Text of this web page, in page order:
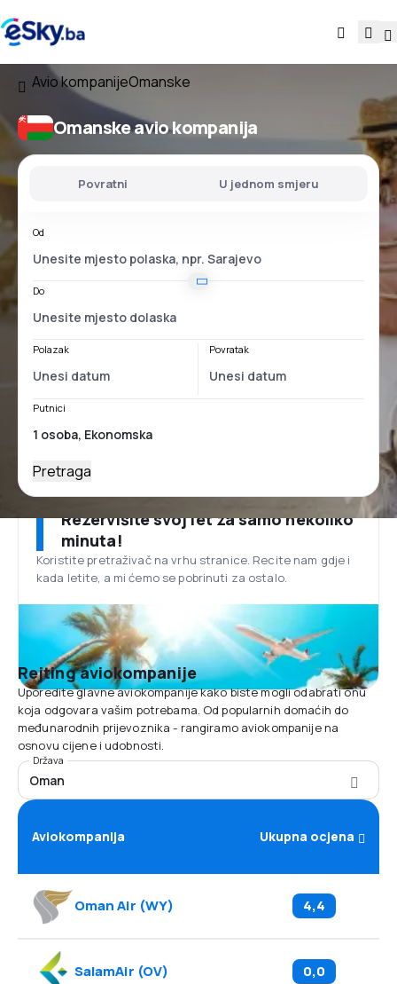
Avio kompanijeOmanske
Omanske avio kompanija
Povratni U jednom smjeru
Od
Do
Polazak Povratak
Putnici
Pretraga
Rezervišite svoj let za samo nekoliko
minuta!
Koristite pretraživač na vrhu stranice. Recite nam gdje i
kada letite, a mi ćemo se pobrinuti za ostalo.
Rejting aviokompanije
Uporedite glavne aviokompanije kako biste mogli odabrati onu
koja odgovara vašim potrebama. Od popularnih domaćih do
međunarodnih prijevoznika - rangiramo aviokompanije na
osnovu cijene i udobnosti.
Država
Oman
Aviokompanija Ukupna ocjena
Oman Air (WY) 4,4
SalamAir (OV) 0,0